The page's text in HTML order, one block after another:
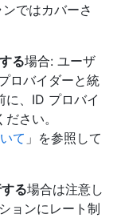
ではカバーさ
る場合: ユーザ
ロバイダーと統
に、ID プロバイ
さい。
て 」を参照して
る場合は注意し
ョンにレート制